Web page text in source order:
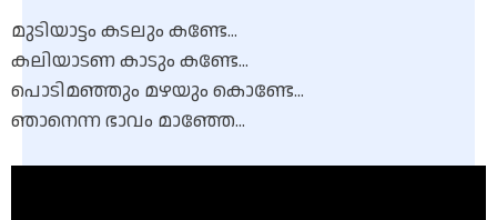
മുടിയാട്ടം കടലും കണ്ടേ...
കലിയാടണ കാടും കണ്ടേ...
പൊടിമഞ്ഞും മഴയും കൊണ്ടേ...
ഞാനെന്ന ഭാവം മാഞ്ഞേ...